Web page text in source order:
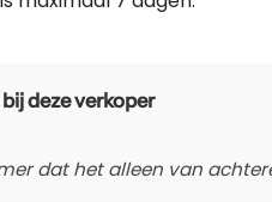
deze verkoper
dat het alleen van